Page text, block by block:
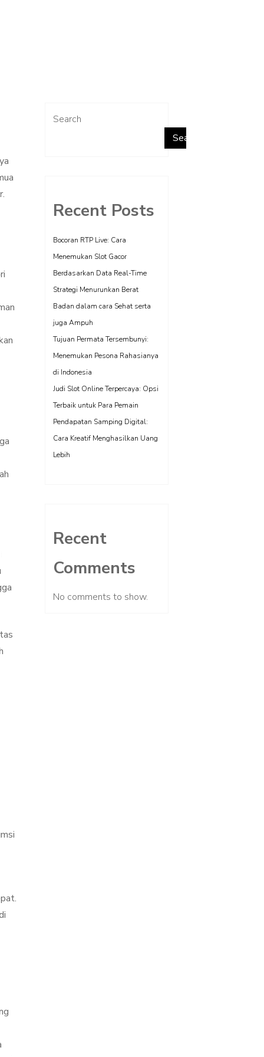
Search
Search
Recent Posts
Bocoran RTP Live: Cara
Menemukan Slot Gacor
Berdasarkan Data Real-Time
Strategi Menurunkan Berat
Badan dalam cara Sehat serta
juga Ampuh
Tujuan Permata Tersembunyi:
Menemukan Pesona Rahasianya
di Indonesia
Judi Slot Online Terpercaya: Opsi
Terbaik untuk Para Pemain
Pendapatan Samping Digital:
Cara Kreatif Menghasilkan Uang
Lebih
Recent
Comments
No comments to show.